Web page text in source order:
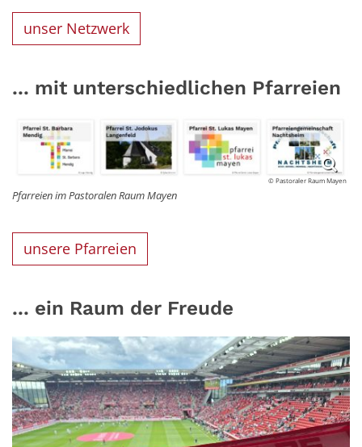
unser Netzwerk
... mit unterschiedlichen Pfarreien
© Pastoraler Raum Mayen
Pfarreien im Pastoralen Raum Mayen
unsere Pfarreien
... ein Raum der Freude